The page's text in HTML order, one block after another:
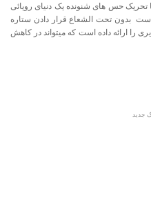
حس های شنونده یک دنیای رویائی
بدون تحت الشعاع قرار دادن ستاره
را ارائه داده است که میتواند در کاهش
جدید